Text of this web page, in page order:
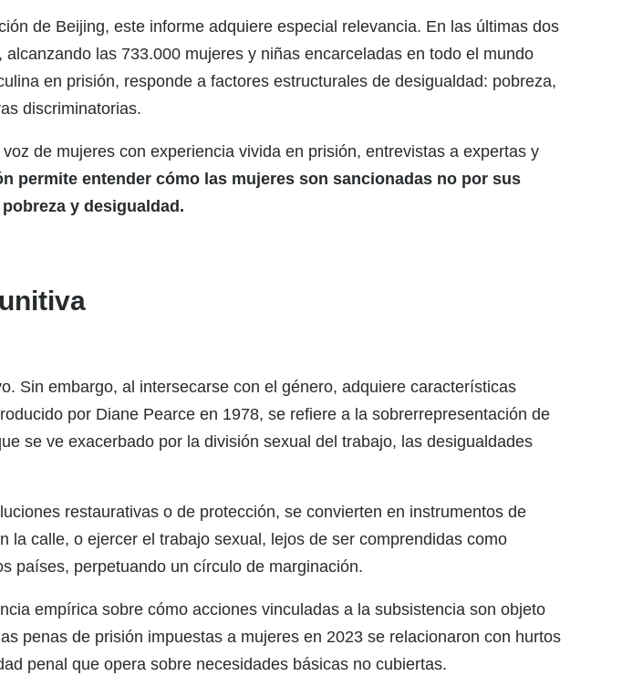
de Beijing, este informe adquiere especial relevancia. En las últimas dos
las 733.000 mujeres y niñas encarceladas en todo el mundo
en prisión, responde a factores estructurales de desigualdad: pobreza,
discriminatorias.
de mujeres con experiencia vivida en prisión, entrevistas a expertas y
permite entender cómo las mujeres son sancionadas no por sus
y desigualdad.
Sin embargo, al intersecarse con el género, adquiere características
por Diane Pearce en 1978, se refiere a la sobrerrepresentación de
se ve exacerbado por la división sexual del trabajo, las desigualdades
restaurativas o de protección, se convierten en instrumentos de
calle, o ejercer el trabajo sexual, lejos de ser comprendidas como
países, perpetuando un círculo de marginación.
empírica sobre cómo acciones vinculadas a la subsistencia son objeto
penas de prisión impuestas a mujeres en 2023 se relacionaron con hurtos
penal que opera sobre necesidades básicas no cubiertas.